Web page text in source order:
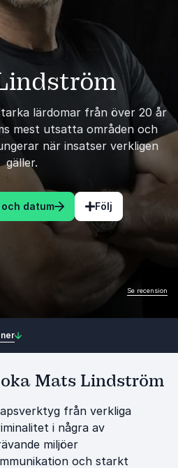
lärdomar från över 20 år
mest utsatta områden och
när insatser verkligen
gäller.
datum Följ
Se recension
Mats Lindström
från verkliga
i några av
miljöer
och starkt